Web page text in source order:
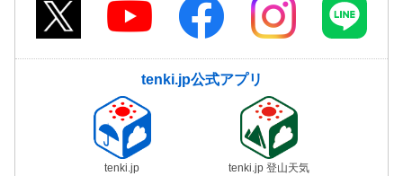
tenki.jp公式アプリ
tenki.jp tenki.jp 登山天気